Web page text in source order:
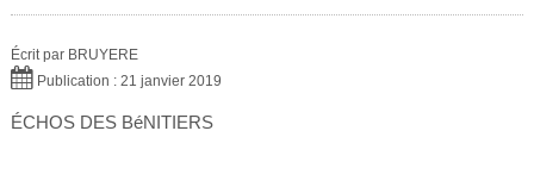
Écrit par BRUYERE
Publication : 21 janvier 2019
ÉCHOS DES BéNITIERS